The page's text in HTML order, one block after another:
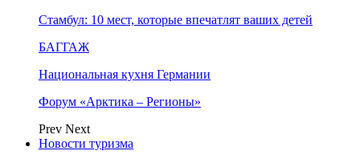
Стамбул: 10 мест, которые впечатлят ваших детей
БАГГАЖ
Национальная кухня Германии
Форум «Арктика – Регионы»
Prev Next
Новости туризма